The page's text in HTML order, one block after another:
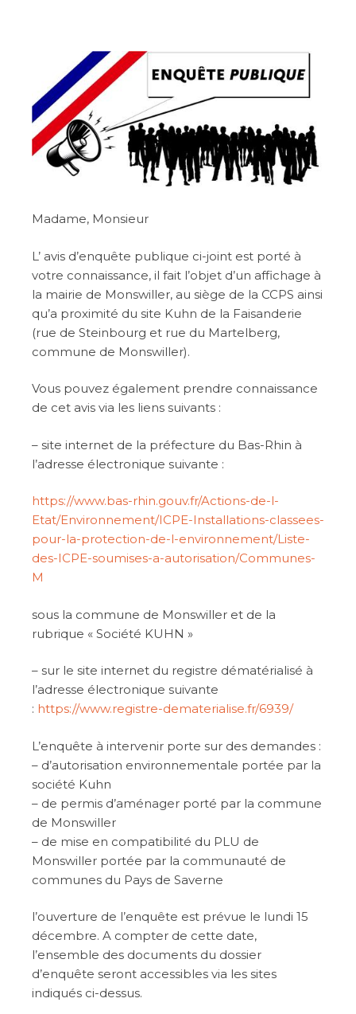
Madame, Monsieur
L’ avis d’enquête publique ci-joint est porté à
votre connaissance, il fait l’objet d’un affichage à
la mairie de Monswiller, au siège de la CCPS ainsi
qu’a proximité du site Kuhn de la Faisanderie
(rue de Steinbourg et rue du Martelberg,
commune de Monswiller).
Vous pouvez également prendre connaissance
de cet avis via les liens suivants :
– site internet de la préfecture du Bas-Rhin à
l’adresse électronique suivante :
https://www.bas-rhin.gouv.fr/Actions-de-l-
Etat/Environnement/ICPE-Installations-classees-
pour-la-protection-de-l-environnement/Liste-
des-ICPE-soumises-a-autorisation/Communes-
M
sous la commune de Monswiller et de la
rubrique « Société KUHN »
– sur le site internet du registre dématérialisé à
l’adresse électronique suivante
: https://www.registre-dematerialise.fr/6939/
L’enquête à intervenir porte sur des demandes :
– d’autorisation environnementale portée par la
société Kuhn
– de permis d’aménager porté par la commune
de Monswiller
– de mise en compatibilité du PLU de
Monswiller portée par la communauté de
communes du Pays de Saverne
l’ouverture de l’enquête est prévue le lundi 15
décembre. A compter de cette date,
l’ensemble des documents du dossier
d’enquête seront accessibles via les sites
indiqués ci-dessus.